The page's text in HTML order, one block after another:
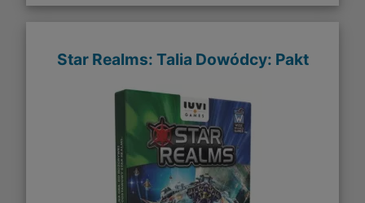
Star Realms: Talia Dowódcy: Pakt